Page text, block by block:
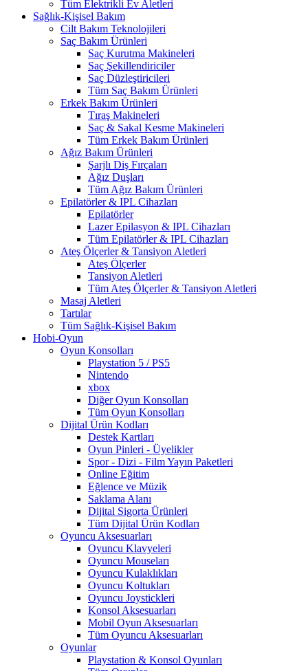
Tüm Elektrikli Ev Aletleri
Sağlık-Kişisel Bakım
Cilt Bakım Teknolojileri
Saç Bakım Ürünleri
Saç Kurutma Makineleri
Saç Şekillendiriciler
Saç Düzleştiricileri
Tüm Saç Bakım Ürünleri
Erkek Bakım Ürünleri
Tıraş Makineleri
Saç & Sakal Kesme Makineleri
Tüm Erkek Bakım Ürünleri
Ağız Bakım Ürünleri
Şarjlı Diş Fırçaları
Ağız Duşları
Tüm Ağız Bakım Ürünleri
Epilatörler & IPL Cihazları
Epilatörler
Lazer Epilasyon & IPL Cihazları
Tüm Epilatörler & IPL Cihazları
Ateş Ölçerler & Tansiyon Aletleri
Ateş Ölçerler
Tansiyon Aletleri
Tüm Ateş Ölçerler & Tansiyon Aletleri
Masaj Aletleri
Tartılar
Tüm Sağlık-Kişisel Bakım
Hobi-Oyun
Oyun Konsolları
Playstation 5 / PS5
Nintendo
xbox
Diğer Oyun Konsolları
Tüm Oyun Konsolları
Dijital Ürün Kodları
Destek Kartları
Oyun Pinleri - Üyelikler
Spor - Dizi - Film Yayın Paketleri
Online Eğitim
Eğlence ve Müzik
Saklama Alanı
Dijital Sigorta Ürünleri
Tüm Dijital Ürün Kodları
Oyuncu Aksesuarları
Oyuncu Klavyeleri
Oyuncu Mouseları
Oyuncu Kulaklıkları
Oyuncu Koltukları
Oyuncu Joystickleri
Konsol Aksesuarları
Mobil Oyun Aksesuarları
Tüm Oyuncu Aksesuarları
Oyunlar
Playstation & Konsol Oyunları